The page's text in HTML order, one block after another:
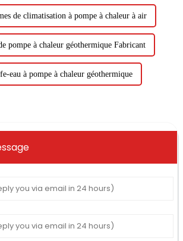
de climatisation à pompe à chaleur à air
pompe à chaleur géothermique Fabricant
eau à pompe à chaleur géothermique